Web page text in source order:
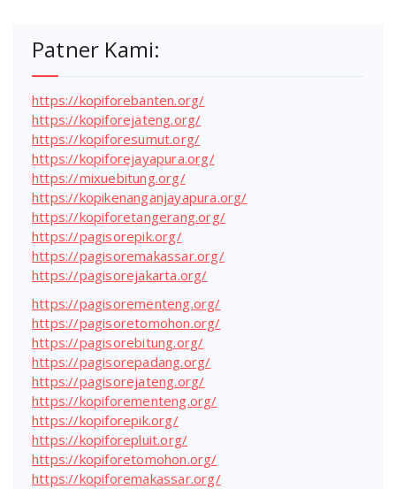
Patner Kami:
https://kopiforebanten.org/
https://kopiforejateng.org/
https://kopiforesumut.org/
https://kopiforejayapura.org/
https://mixuebitung.org/
https://kopikenanganjayapura.org/
https://kopiforetangerang.org/
https://pagisorepik.org/
https://pagisoremakassar.org/
https://pagisorejakarta.org/
https://pagisorementeng.org/
https://pagisoretomohon.org/
https://pagisorebitung.org/
https://pagisorepadang.org/
https://pagisorejateng.org/
https://kopiforementeng.org/
https://kopiforepik.org/
https://kopiforepluit.org/
https://kopiforetomohon.org/
https://kopiforemakassar.org/